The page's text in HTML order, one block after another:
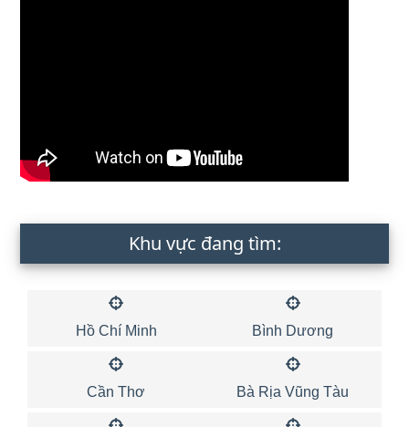
Khu vực đang tìm:
Hồ Chí Minh Bình Dương
Cần Thơ Bà Rịa Vũng Tàu